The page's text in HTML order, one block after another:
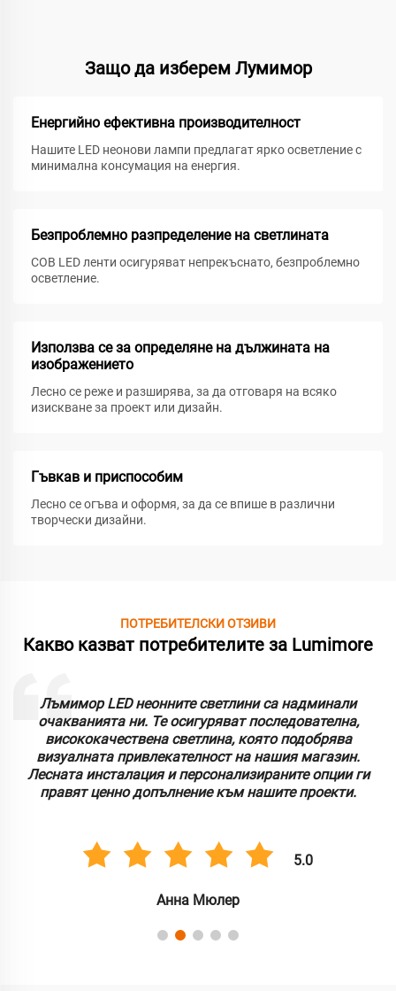
Защо да изберем Лумимор
Енергийно ефективна производителност
Нашите LED неонови лампи предлагат ярко осветление с
минимална консумация на енергия.
Безпроблемно разпределение на светлината
COB LED ленти осигуряват непрекъснато, безпроблемно
осветление.
Използва се за определяне на дължината на
изображението
Лесно се реже и разширява, за да отговаря на всяко
изискване за проект или дизайн.
Гъвкав и приспособим
Лесно се огъва и оформя, за да се впише в различни
творчески дизайни.
ПОТРЕБИТЕЛСКИ ОТЗИВИ
Какво казват потребителите за Lumimore
Лъмимор LED неонните светлини са надминали
очакванията ни. Те осигуряват последователна,
висококачествена светлина, която подобрява
визуалната привлекателност на нашия магазин.
Лесната инсталация и персонализираните опции ги
правят ценно допълнение към нашите проекти.
5.0
Анна Мюлер